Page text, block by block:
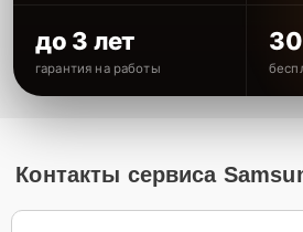
до 3 лет
гарантия на работы
Контакты сервиса